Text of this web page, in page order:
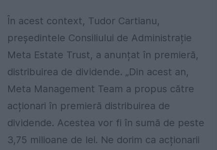
În acest context, Tudor Cartianu,
președintele Consiliului de Administrație
Meta Estate Trust, a anunțat în premieră,
distribuirea de dividende. „Din acest an,
Meta Management Team a propus către
acționari în premieră distribuirea de
dividende. Acestea vor fi în sumă de peste
3,75 milioane de lei. Ne dorim ca acționarii